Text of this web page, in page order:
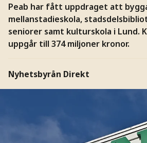
Peab har fått uppdraget att
mellanstadieskola,
seniorer samt kulturskola i Lund.
uppgår till 374 miljoner kronor.
Nyhetsbyrån Direkt